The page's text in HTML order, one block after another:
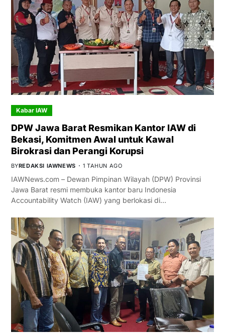
Kabar IAW
DPW Jawa Barat Resmikan Kantor IAW di
Bekasi, Komitmen Awal untuk Kawal
Birokrasi dan Perangi Korupsi
BYREDAKSI IAWNEWS 1 TAHUN AGO
IAWNews.com – Dewan Pimpinan Wilayah (DPW) Provinsi
Jawa Barat resmi membuka kantor baru Indonesia
Accountability Watch (IAW) yang berlokasi di…